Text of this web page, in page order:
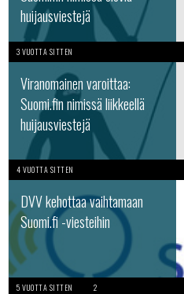
huijausviestejä
3 VUOTTA SITTEN
Viranomainen varoittaa:
Suomi.fin nimissä liikkeellä
huijausviestejä
4 VUOTTA SITTEN
DVV kehottaa vaihtamaan
Suomi.fi -viesteihin
5 VUOTTA SITTEN 2